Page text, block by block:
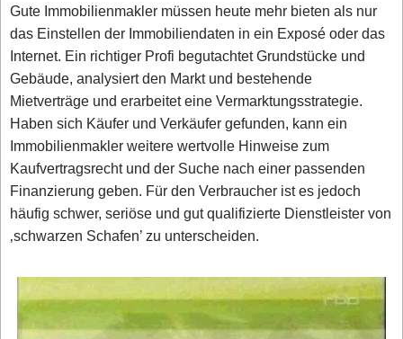
Gute Immobilienmakler müssen heute mehr bieten als nur
das Einstellen der Immobiliendaten in ein Exposé oder das
Internet. Ein richtiger Profi begutachtet Grundstücke und
Gebäude, analysiert den Markt und bestehende
Mietverträge und erarbeitet eine Vermarktungsstrategie.
Haben sich Käufer und Verkäufer gefunden, kann ein
Immobilienmakler weitere wertvolle Hinweise zum
Kaufvertragsrecht und der Suche nach einer passenden
Finanzierung geben. Für den Verbraucher ist es jedoch
häufig schwer, seriöse und gut qualifizierte Dienstleister von
‚schwarzen Schafen’ zu unterscheiden.